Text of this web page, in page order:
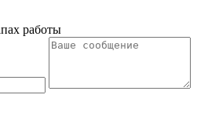
работы